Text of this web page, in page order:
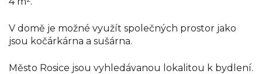
V domě je možné využít společných prostor jako
jsou kočárkárna a sušárna.
Město Rosice jsou vyhledávanou lokalitou k bydlení.